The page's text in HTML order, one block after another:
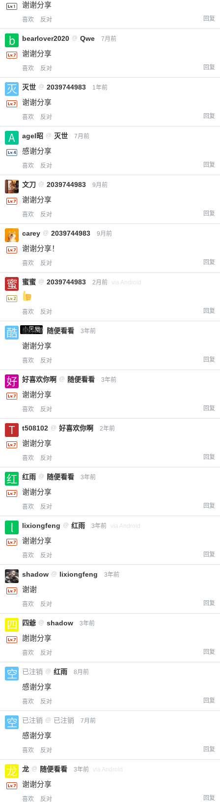
谢谢分享
喜欢 反对 回复
bearlover2020 @ Qwe 7月前
谢谢分享
喜欢 反对 回复
灭世 @ 2039744983 1年前
谢谢分享
喜欢 反对 回复
agel昭 @ 灭世 7月前
感谢分享
喜欢 反对 回复
文刀 @ 2039744983 9月前
谢谢分享
喜欢 反对 回复
carey @ 2039744983 9月前
谢谢分享！
喜欢 反对 回复
蜜蜜 @ 2039744983 2月前 via Android
喜欢 反对 回复
小黑屋
酷乐 @ 随便看看 3年前
谢谢分享
喜欢 反对 回复
好喜欢你啊 @ 随便看看 3年前
谢谢分享
喜欢 反对 回复
t508102 @ 好喜欢你啊 2年前
谢谢分享
喜欢 反对 回复
红雨 @ 随便看看 3年前
谢谢分享
喜欢 反对 回复
lixiongfeng @ 红雨 3年前 via Android
谢谢分享
喜欢 反对 回复
shadow @ lixiongfeng 3年前
谢谢
喜欢 反对 回复
四爺 @ shadow 3年前
謝謝分享
喜欢 反对 回复
已注销 @ 红雨 8月前
感谢分享
喜欢 反对 回复
已注销 @ 已注销 7月前
感谢分享
喜欢 反对 回复
龙 @ 随便看看 3年前 via Android
谢谢分享
喜欢 反对 回复